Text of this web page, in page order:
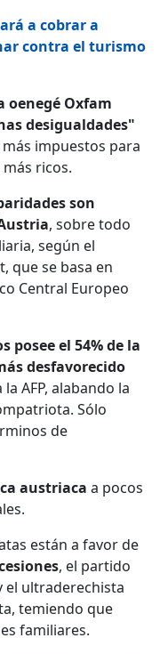
a cobrar a
contra el turismo
oenegé Oxfam
desigualdades"
impuestos para
ricos.
son
, sobre todo
según el
que se basa en
Central Europeo
posee el 54% de la
desfavorecido
AFP, alabando la
Sólo
de
austriacaa pocos
están a favor de
, el partido
el ultraderechista
temiendo que
familiares.